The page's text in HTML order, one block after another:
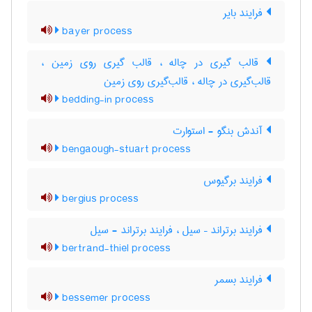
فرایند بایر
bayer process
قالب گیری در چاله ، قالب گیری روی زمین ،
قالب‌گیری در چاله ، قالب‌گیری روی زمین
bedding-in process
آندش بنگو - استوارت
bengaough-stuart process
فرایند برگیوس
bergius process
فرایند برتراند – سیل ، فرایند برتراند - سیل
bertrand-thiel process
فرایند بسمر
bessemer process